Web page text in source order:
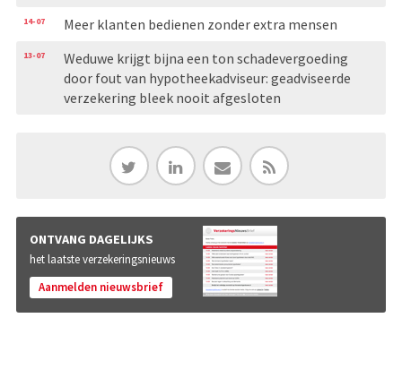
14-07 Meer klanten bedienen zonder extra mensen
13-07
Weduwe krijgt bijna een ton schadevergoeding
door fout van hypotheekadviseur: geadviseerde
verzekering bleek nooit afgesloten
ONTVANG DAGELIJKS
het laatste verzekeringsnieuws
Aanmelden nieuwsbrief